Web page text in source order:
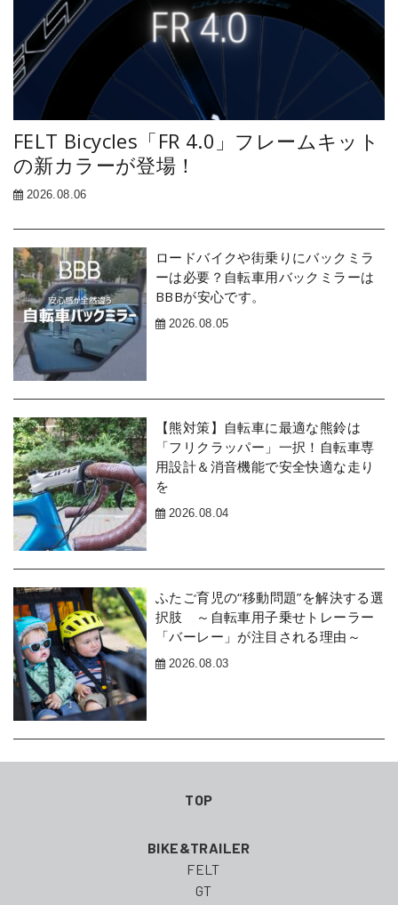
FELT Bicycles「FR 4.0」フレームキット
の新カラーが登場！
2026.08.06
ロードバイクや街乗りにバックミラ
ーは必要？自転車用バックミラーは
BBBが安心です。
2026.08.05
【熊対策】自転車に最適な熊鈴は
「フリクラッパー」一択！自転車専
用設計＆消音機能で安全快適な走り
を
2026.08.04
ふたご育児の“移動問題”を解決する選
択肢 ～自転車用子乗せトレーラー
「バーレー」が注目される理由～
2026.08.03
TOP
BIKE&TRAILER
FELT
GT